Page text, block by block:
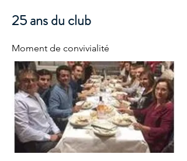
25 ans du club
Moment de convivialité